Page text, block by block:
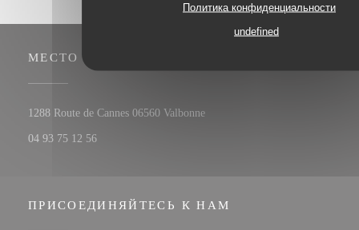
Политика конфиденциальности
undefined
МЕСТО
1288 Route de Cannes 06560 Valbonne((открывается в новом окне))
04 93 75 12 56
ПРИСОЕДИНЯЙТЕСЬ К НАМ